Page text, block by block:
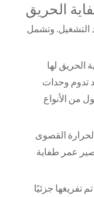
الحريق
التشغيل. وتشمل
الحريق لها
تدوم وحدات
من الأنواع
القصوى
عمر طفاية
تفريغها جزئيًا